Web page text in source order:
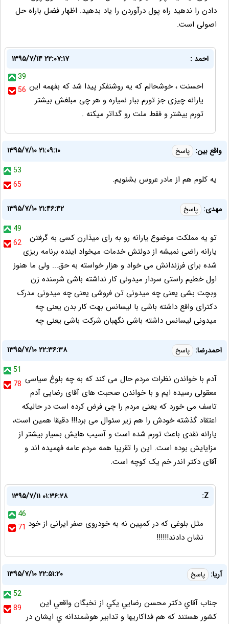
دادن را ندهید راه پول درآوردن را یاد بدهید. اظهار فضل باراه حل
اصولی است.
احمد :
۱۳۹۵/۷/۱۴ ۲۲:۰۷:۱۷
39
56 احسنت ، خوشحالم که یه روشنفکر پیدا شد که بفهمه این
یارانه چیزی جز تورم ببار نمیاره و هر چی مبلغش بیشتر
تورم بیشتر و فقط ملت رو گداتر میکنه .
واقع بین: پاسخ
۱۳۹۵/۷/۱۰ ۲۱:۰۹:۱۰
53
65
یه کلوم هم از مادر عروس بشنویم.
مهدی: پاسخ
۱۳۹۵/۷/۱۰ ۲۱:۴۶:۴۲
49
62
تو یه مملکت موضوع یارانه رو به رای میذارن کسی به گرفتن
یارانه راضی نمیشه از دولتش خدمات میخواد اینده برنامه ریزی
شده برای فرزندانش می خواد و هزار خواسته به حق... ولی ما هنوز
اول خطیم راستی سردار میدونی کار نداشته باشی شرمنده زن
وبچت بشی یعنی چه میدونی تن فروشی یعنی چه میدونی مدرک
دکترای واقع داشته باشی با لیسانس بهت کار بدن یعنی چه
میدونی لیسانس داشته باشی نگهبان شرکت باشی یعنی چه
احمدرضا: پاسخ
۱۳۹۵/۷/۱۰ ۲۲:۳۶:۳۸
51
78 آدم با خواندن نظرات مردم حال می کند که به چه بلوغ سیاسی
معقولی رسیده ایم و با خواندن صحبت های آقای رضایی آدم
تاسف می خورد که یعنی مردم را چی فرض کرده است در حالیکه
اعتقاد گذشته خودش را هم زیر سئوال می برد!!! دقیقا همین است،
یارانه نقدی باعث تورم شده است و آسیب هایش بسیار بیشتر از
مزایایش بوده است. این را تقریبا همه مردم عامه فهمیده اند و
آقای دکتر اندر خم یک کوچه است‌.
Z:
۱۳۹۵/۷/۱۱ ۰۱:۳۶:۲۸
46
71 مثل بلوغی که در کمپین نه به خودروی صفر ایرانی از خود
نشان دادند!!!!!!
آريا: پاسخ
۱۳۹۵/۷/۱۰ ۲۲:۵۱:۲۰
52
89
جناب آقاي دكتر محسن رضايي يكي از نخبگان واقعي اين
كشور هستند كه هم فداكاريها و تدابير هوشمندانه ي ايشان در